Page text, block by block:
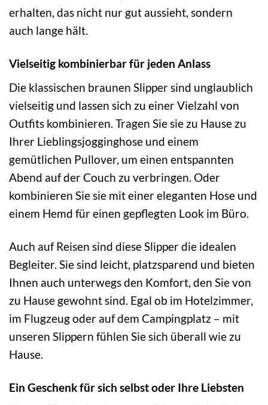
erhalten, das nicht nur gut aussieht, sondern
auch lange hält.
Vielseitig kombinierbar für jeden Anlass
Die klassischen braunen Slipper sind unglaublich
vielseitig und lassen sich zu einer Vielzahl von
Outfits kombinieren. Tragen Sie sie zu Hause zu
Ihrer Lieblingsjogginghose und einem
gemütlichen Pullover, um einen entspannten
Abend auf der Couch zu verbringen. Oder
kombinieren Sie sie mit einer eleganten Hose und
einem Hemd für einen gepflegten Look im Büro.
Auch auf Reisen sind diese Slipper die idealen
Begleiter. Sie sind leicht, platzsparend und bieten
Ihnen auch unterwegs den Komfort, den Sie von
zu Hause gewohnt sind. Egal ob im Hotelzimmer,
im Flugzeug oder auf dem Campingplatz – mit
unseren Slippern fühlen Sie sich überall wie zu
Hause.
Ein Geschenk für sich selbst oder Ihre Liebsten